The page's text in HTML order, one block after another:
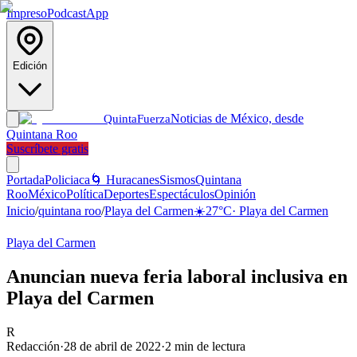
ImpresoPodcastApp
Edición
QuintaFuerzaNoticias de México, desde
Quintana Roo
Suscríbete gratis
PortadaPoliciaca 🌀 HuracanesSismosQuintana
RooMéxicoPolíticaDeportesEspectáculosOpinión
Inicio/quintana roo/Playa del Carmen☀️27°C· Playa del Carmen
Playa del Carmen
Anuncian nueva feria laboral inclusiva en
Playa del Carmen
R
Redacción·28 de abril de 2022·2 min de lectura